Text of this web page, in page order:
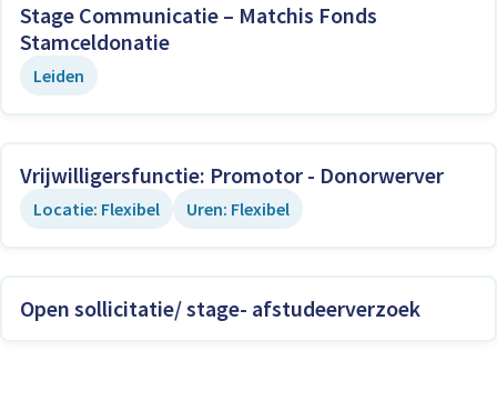
Stage Communicatie – Matchis Fonds
Stamceldonatie
Leiden
Vrijwilligersfunctie: Promotor - Donorwerver
Locatie: Flexibel Uren: Flexibel
Open sollicitatie/ stage- afstudeerverzoek